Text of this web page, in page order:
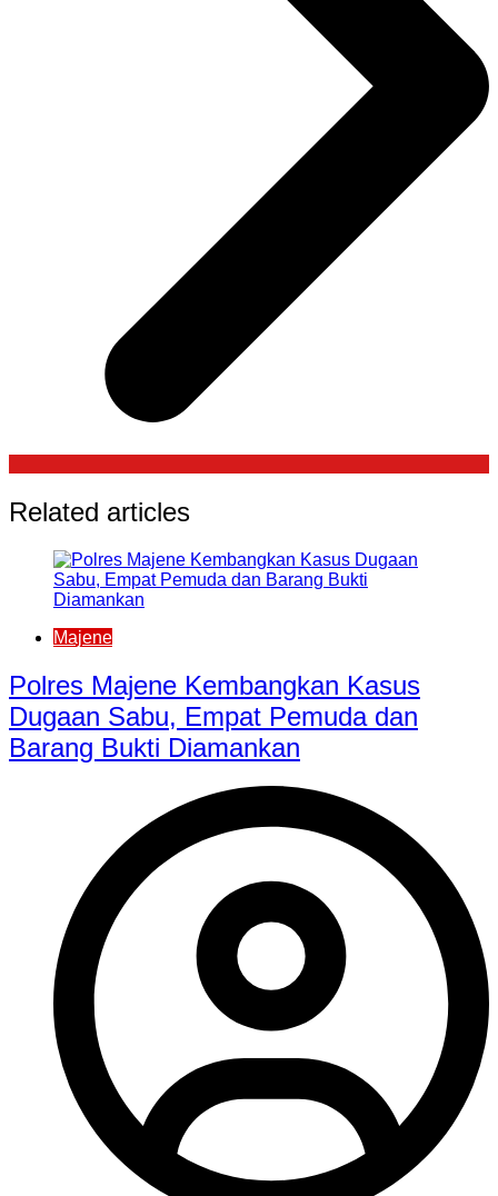
Related articles
Majene
Polres Majene Kembangkan Kasus
Dugaan Sabu, Empat Pemuda dan
Barang Bukti Diamankan